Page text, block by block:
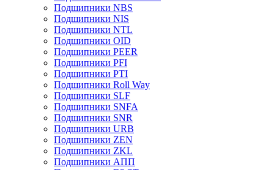
Подшипники NBS
Подшипники NIS
Подшипники NTL
Подшипники OID
Подшипники PEER
Подшипники PFI
Подшипники PTI
Подшипники Roll Way
Подшипники SLF
Подшипники SNFA
Подшипники SNR
Подшипники URB
Подшипники ZEN
Подшипники ZKL
Подшипники АПП